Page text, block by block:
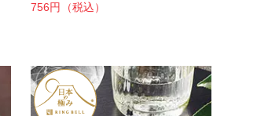
756円（税込）